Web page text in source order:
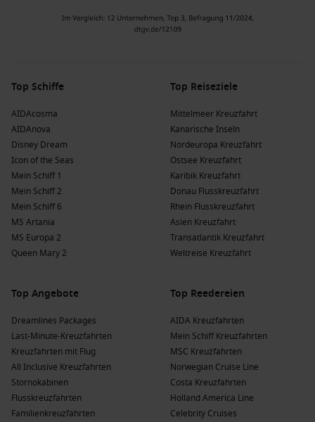
Top Schiffe
AIDAcosma
AIDAnova
Disney Dream
Icon of the Seas
Mein Schiff 1
Mein Schiff 2
Mein Schiff 6
MS Artania
MS Europa 2
Queen Mary 2
Top Reiseziele
Mittelmeer Kreuzfahrt
Kanarische Inseln
Nordeuropa Kreuzfahrt
Ostsee Kreuzfahrt
Karibik Kreuzfahrt
Donau Flusskreuzfahrt
Rhein Flusskreuzfahrt
Asien Kreuzfahrt
Transatlantik Kreuzfahrt
Weltreise Kreuzfahrt
Top Angebote
Dreamlines Packages
Last-Minute-Kreuzfahrten
Kreuzfahrten mit Flug
All Inclusive Kreuzfahrten
Stornokabinen
Flusskreuzfahrten
Familienkreuzfahrten
Top Reedereien
AIDA Kreuzfahrten
Mein Schiff Kreuzfahrten
MSC Kreuzfahrten
Norwegian Cruise Line
Costa Kreuzfahrten
Holland America Line
Celebrity Cruises